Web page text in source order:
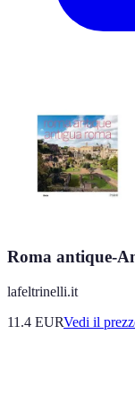
Roma antique-
lafeltrinelli.it
11.4 EURVedi il